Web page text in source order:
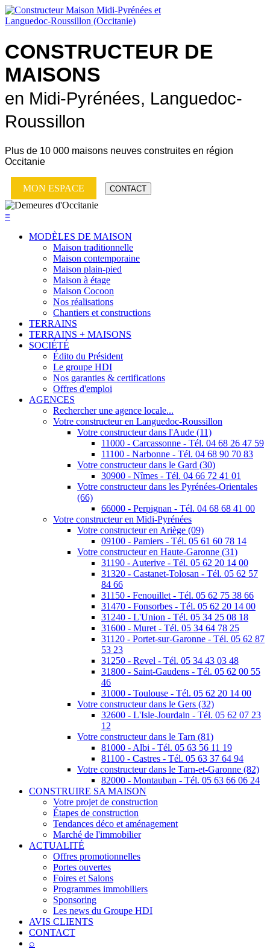
CONSTRUCTEUR DE
MAISONS
en Midi-Pyrénées, Languedoc-
Roussillon
Plus de 10 000 maisons neuves construites en région
Occitanie
MON ESPACE CONTACT
≡
MODÈLES DE MAISON
Maison traditionnelle
Maison contemporaine
Maison plain-pied
Maison à étage
Maison Cocoon
Nos réalisations
Chantiers et constructions
TERRAINS
TERRAINS + MAISONS
SOCIÉTÉ
Édito du Président
Le groupe HDI
Nos garanties & certifications
Offres d'emploi
AGENCES
Rechercher une agence locale...
Votre constructeur en Languedoc-Roussillon
Votre constructeur dans l'Aude (11)
11000 - Carcassonne - Tél. 04 68 26 47 59
11100 - Narbonne - Tél. 04 68 90 70 83
Votre constructeur dans le Gard (30)
30900 - Nîmes - Tél. 04 66 72 41 01
Votre constructeur dans les Pyrénées-Orientales
(66)
66000 - Perpignan - Tél. 04 68 68 41 00
Votre constructeur en Midi-Pyrénées
Votre constructeur en Ariège (09)
09100 - Pamiers - Tél. 05 61 60 78 14
Votre constructeur en Haute-Garonne (31)
31190 - Auterive - Tél. 05 62 20 14 00
31320 - Castanet-Tolosan - Tél. 05 62 57
84 66
31150 - Fenouillet - Tél. 05 62 75 38 66
31470 - Fonsorbes - Tél. 05 62 20 14 00
31240 - L'Union - Tél. 05 34 25 08 18
31600 - Muret - Tél. 05 34 64 78 25
31120 - Portet-sur-Garonne - Tél. 05 62 87
53 23
31250 - Revel - Tél. 05 34 43 03 48
31800 - Saint-Gaudens - Tél. 05 62 00 55
46
31000 - Toulouse - Tél. 05 62 20 14 00
Votre constructeur dans le Gers (32)
32600 - L'Isle-Jourdain - Tél. 05 62 07 23
12
Votre constructeur dans le Tarn (81)
81000 - Albi - Tél. 05 63 56 11 19
81100 - Castres - Tél. 05 63 37 64 94
Votre constructeur dans le Tarn-et-Garonne (82)
82000 - Montauban - Tél. 05 63 66 06 24
CONSTRUIRE SA MAISON
Votre projet de construction
Étapes de construction
Tendances déco et aménagement
Marché de l'immobilier
ACTUALITÉ
Offres promotionnelles
Portes ouvertes
Foires et Salons
Programmes immobiliers
Sponsoring
Les news du Groupe HDI
AVIS CLIENTS
CONTACT
⌕